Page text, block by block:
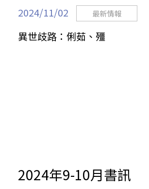
2024/11/02 最新情報
異世歧路：俐茹、殭
2024年9-10月書訊